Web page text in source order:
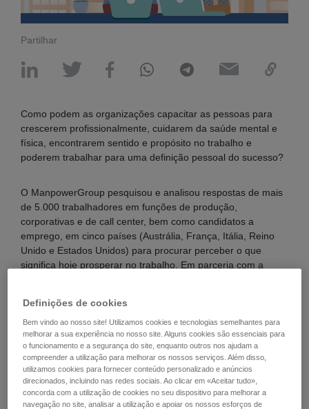
Partilhar
Como podem as organizações capacitar as pessoas para
crescerem profissionalmente, cuidarem da saúde mental e
física, encontrarem sentido e propósito no trabalho e
poderem trabalhar para uma definição pessoal do sucesso?
O ManpowerGroup pesquisou e analisou respostas de mais
de 5.000 trabalhadores em funções de produção,
corporativas e de call center, bem como candidatos a
emprego, em cinco países (Austrália, França, Itália, Reino
Unido e Estados Unidos) para procurar perceber o que
significa hoje prosperar no trabalho. Em parceria com a
transformarem os insights em ações que garantam que,
tanto as organizações como os indivíduos, são resilientes e
estão preparados para o sucesso.
Descarregue o estudo para compreender melhor o que os
trabalhadores querem, e o que os empregadores precisam
de fazer para assegurar que tanto as organizações como os
Definições de cookies
Bem vindo ao nosso site! Utilizamos cookies e tecnologias semelhantes para
melhorar a sua experiência no nosso site. Alguns cookies são essenciais para
o funcionamento e a segurança do site, enquanto outros nos ajudam a
compreender a utilização para melhorar os nossos serviços. Além disso,
utilizamos cookies para fornecer conteúdo personalizado e anúncios
direcionados, incluindo nas redes sociais. Ao clicar em «Aceitar tudo»,
concorda com a utilização de cookies no seu dispositivo para melhorar a
navegação no site, analisar a utilização e apoiar os nossos esforços de